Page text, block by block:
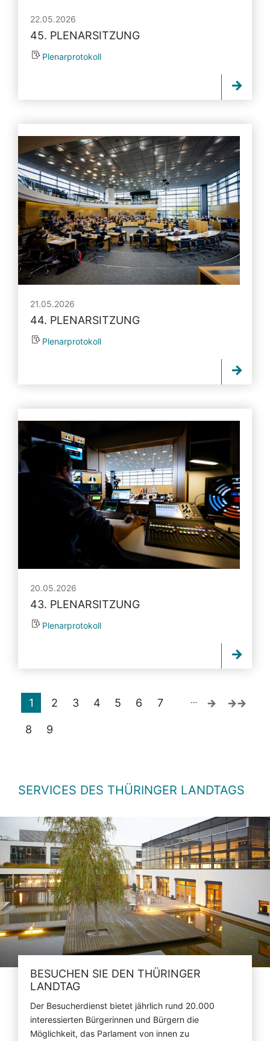
22.05.2026
45. PLENARSITZUNG
Plenarprotokoll
21.05.2026
44. PLENARSITZUNG
Plenarprotokoll
20.05.2026
43. PLENARSITZUNG
Plenarprotokoll
1 2 3 4 5 6 7
8 9
…
SERVICES DES THÜRINGER LANDTAGS
BESUCHEN SIE DEN THÜRINGER
LANDTAG
Der Besucherdienst bietet jährlich rund 20.000
interessierten Bürgerinnen und Bürgern die
Möglichkeit, das Parlament von innen zu